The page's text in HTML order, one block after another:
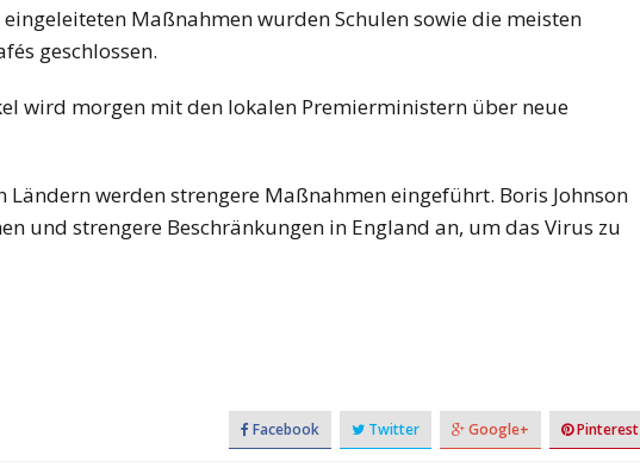
Maßnahmen wurden Schulen sowie die meisten
geschlossen.
wird morgen mit den lokalen Premierministern über neue
Ländern werden strengere Maßnahmen eingeführt. Boris Johnson
und strengere Beschränkungen in England an, um das Virus zu
Facebook Twitter Google+ Pinterest